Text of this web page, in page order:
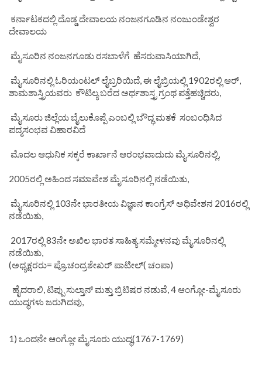
ಕರ್ನಾಟಕದಲ್ಲಿ ದೊಡ್ಡ ದೇವಾಲಯ ನಂಜನಗೂಡಿನ ನಂಜುಂಡೇಶ್ವರ
ದೇವಾಲಯ
ಮೈಸೂರಿನ ನಂಜನಗೂಡು ರಸಬಾಳೆಗೆ ಹೆಸರುವಾಸಿಯಾಗಿದೆ,
ಮೈಸೂರಿನಲ್ಲಿ ಓರಿಯಂಟಲ್ ಲೈಬ್ರರಿಯಿದೆ, ಈ ಲೈಬ್ರಿಯಲ್ಲಿ 1902ರಲ್ಲಿ ಆರ್,
ಶಾಮಶಾಸ್ತ್ರಿಯವರು ಕೌಟಿಲ್ಯ ಬರೆದ ಅರ್ಥಶಾಸ್ತ್ರ ಗ್ರಂಥ ಪತ್ತೆಹಚ್ಚಿದರು,
ಮೈಸೂರು ಜಿಲ್ಲೆಯ ಬೈಲುಕೊಪ್ಪೆ ಎಂಬಲ್ಲಿ ಬೌದ್ಧ ಮತಕೆ ಸಂಬಂಧಿಸಿದ
ಪದ್ಮಸಂಭವ ವಿಹಾರವಿದೆ
ಮೊದಲ ಆಧುನಿಕ ಸಕ್ಕರೆ ಕಾರ್ಖಾನೆ ಆರಂಭವಾದುದು ಮೈಸೂರಿನಲ್ಲಿ,
2005ರಲ್ಲಿ ಅಹಿಂದ ಸಮಾವೇಶ ಮೈಸೂರಿನಲ್ಲಿ ನಡೆಯಿತು,
ಮೈಸೂರಿನಲ್ಲಿ 103ನೇ ಭಾರತೀಯ ವಿಜ್ಞಾನ ಕಾಂಗ್ರೆಸ್ ಅಧಿವೇಶನ 2016ರಲ್ಲಿ
ನಡೆಯಿತು,
2017ರಲ್ಲಿ 83ನೇ ಅಖಿಲ ಭಾರತ ಸಾಹಿತ್ಯ ಸಮ್ಮೇಳನವು ಮೈಸೂರಿನಲ್ಲಿ
ನಡೆಯಿತು,
(ಅಧ್ಯಕ್ಷರರು= ಪ್ರೊ.ಚಂದ್ರಶೇಖರ್ ಪಾಟೀಲ್( ಚಂಪಾ)
ಹೈದರಾಲಿ, ಟಿಪ್ಪು ಸುಲ್ತಾನ್ ಮತ್ತು ಬ್ರಿಟಿಷರ ನಡುವೆ, 4 ಆಂಗ್ಲೋ-ಮೈಸೂರು
ಯುದ್ಧಗಳು ಜರುಗಿದವು,
1) ಒಂದನೇ ಆಂಗ್ಲೋ ಮೈಸೂರು ಯುದ್ಧ(1767-1769)